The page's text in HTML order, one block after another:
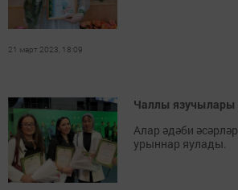
21 март 2023, 18:09
Чаллы язучылары
Алар әдәби
урыннар яулады.